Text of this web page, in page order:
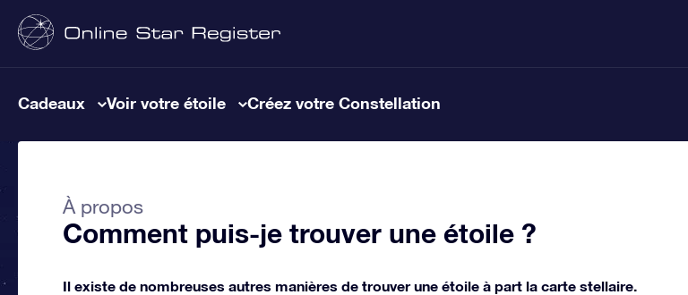
Cadeaux Voir votre étoile Créez votre Constellation
À propos
Comment puis-je trouver une étoile ?
Il existe de nombreuses autres manières de trouver une étoile à part la carte stellaire.